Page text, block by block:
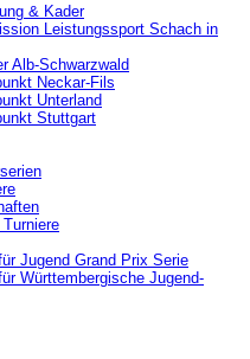
& Kader
Leistungssport Schach in
Alb-Schwarzwald
Neckar-Fils
Unterland
Stuttgart
Jugend Grand Prix Serie
Württembergische Jugend-